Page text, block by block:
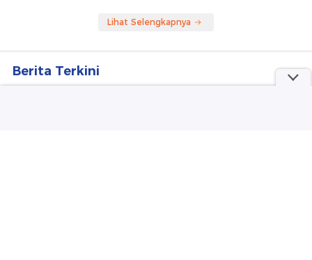
Lihat Selengkapnya
Berita Terkini